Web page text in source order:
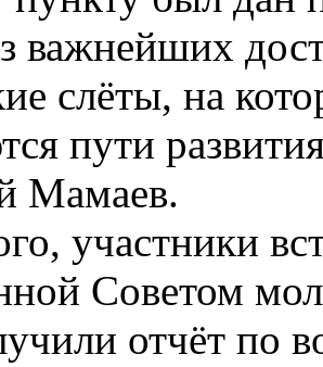
важнейших
слёты, на
пути
Мамаев.
участники
Советом
отчёт по